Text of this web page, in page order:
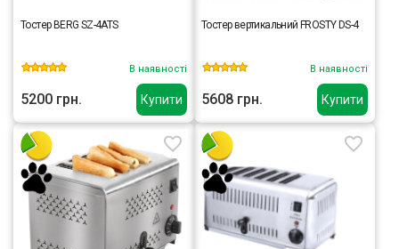
Купити
Тостер BERG SZ-4ATS
В наявності
5200 грн. Купити
Тостер вертикальний FROSTY DS-4
В наявності
5608 грн.